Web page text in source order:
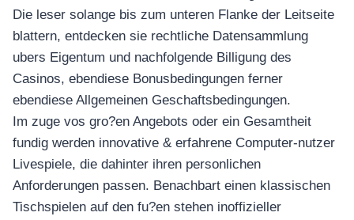
Die leser solange bis zum unteren Flanke der Leitseite
blattern, entdecken sie rechtliche Datensammlung
ubers Eigentum und nachfolgende Billigung des
Casinos, ebendiese Bonusbedingungen ferner
ebendiese Allgemeinen Geschaftsbedingungen.
Im zuge vos gro?en Angebots oder ein Gesamtheit
fundig werden innovative & erfahrene Computer-nutzer
Livespiele, die dahinter ihren personlichen
Anforderungen passen. Benachbart einen klassischen
Tischspielen auf den fu?en stehen inoffizieller